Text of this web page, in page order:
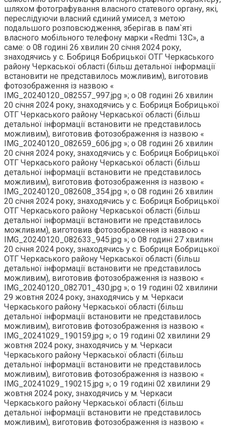
шляхом фотографування власного статевого органу, які,
переслідуючи власний єдиний умисел, з метою
подальшого розповсюдження, зберігав в пам`яті
власного мобільного телефону марки «Redmi 13C», а
саме: о 08 годині 26 хвилин 20 січня 2024 року,
знаходячись у с. Бобриця Бобрицької ОТГ Черкаського
району Черкаської області (більш детальної інформації
встановити не представилось можливим), виготовив
фотозображення із назвою «
IMG_20240120_082557_997.jpg »; о 08 годині 26 хвилин
20 січня 2024 року, знаходячись у с. Бобриця Бобрицької
ОТГ Черкаського району Черкаської області (більш
детальної інформації встановити не представилось
можливим), виготовив фотозображення із назвою «
IMG_20240120_082659_606.jpg »; о 08 годині 26 хвилин
20 січня 2024 року, знаходячись у с. Бобриця Бобрицької
ОТГ Черкаського району Черкаської області (більш
детальної інформації встановити не представилось
можливим), виготовив фотозображення із назвою «
IMG_20240120_082608_354.jpg »; о 08 годині 26 хвилин
20 січня 2024 року, знаходячись у с. Бобриця Бобрицької
ОТГ Черкаського району Черкаської області (більш
детальної інформації встановити не представилось
можливим), виготовив фотозображення із назвою «
IMG_20240120_082633_945.jpg »; о 08 годині 27 хвилин
20 січня 2024 року, знаходячись у с. Бобриця Бобрицької
ОТГ Черкаського району Черкаської області (більш
детальної інформації встановити не представилось
можливим), виготовив фотозображення із назвою «
IMG_20240120_082701_430.jpg »; о 19 годині 02 хвилини
29 жовтня 2024 року, знаходячись у м. Черкаси
Черкаського району Черкаської області (більш
детальної інформації встановити не представилось
можливим), виготовив фотозображення із назвою «
IMG_20241029_190159.jpg »; о 19 годині 02 хвилини 29
жовтня 2024 року, знаходячись у м. Черкаси
Черкаського району Черкаської області (більш
детальної інформації встановити не представилось
можливим), виготовив фотозображення із назвою «
IMG_20241029_190215.jpg »; о 19 годині 02 хвилини 29
жовтня 2024 року, знаходячись у м. Черкаси
Черкаського району Черкаської області (більш
детальної інформації встановити не представилось
можливим), виготовив фотозображення із назвою «